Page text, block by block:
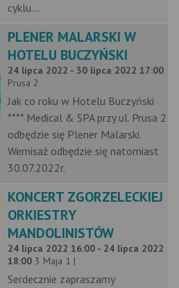
cyklu...
PLENER MALARSKI W
HOTELU BUCZYŃSKI
24 lipca 2022 - 30 lipca 2022 17:00
Prusa 2
Jak co roku w Hotelu Buczyński
**** Medical & SPA przy ul. Prusa 2
odbędzie się Plener Malarski.
Wernisaż odbędzie się natomiast
30.07.2022r.
KONCERT ZGORZELECKIEJ
ORKIESTRY
MANDOLINISTÓW
24 lipca 2022 16:00 - 24 lipca 2022
18:00 3 Maja 1 |
Serdecznie zapraszamy